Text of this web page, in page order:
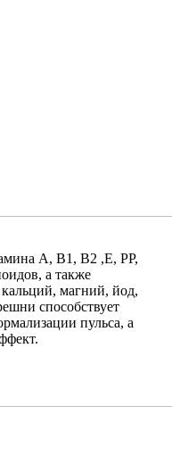
A, B1, B2 ,E, PP,
а также
магний, йод,
способствует
пульса, а